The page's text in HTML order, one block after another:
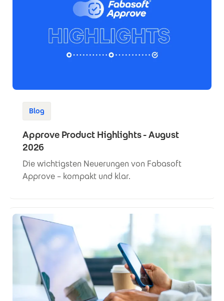
Blog
Approve Product Highlights - August
2026
Die wichtigsten Neuerungen von Fabasoft
Approve – kompakt und klar.